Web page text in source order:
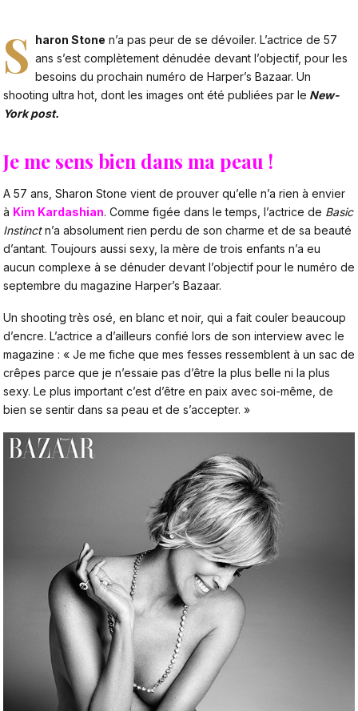
S haron Stone n’a pas peur de se dévoiler. L’actrice de 57
ans s’est complètement dénudée devant l’objectif, pour les
besoins du prochain numéro de Harper’s Bazaar. Un
shooting ultra hot, dont les images ont été publiées par le New-
York post.
Je me sens bien dans ma peau !
A 57 ans, Sharon Stone vient de prouver qu’elle n’a rien à envier
à Kim Kardashian. Comme figée dans le temps, l’actrice de Basic
Instinctn’a absolument rien perdu de son charme et de sa beauté
d’antant. Toujours aussi sexy, la mère de trois enfants n’a eu
aucun complexe à se dénuder devant l’objectif pour le numéro de
septembre du magazine Harper’s Bazaar.
Un shooting très osé, en blanc et noir, qui a fait couler beaucoup
d’encre. L’actrice a d’ailleurs confié lors de son interview avec le
magazine : « Je me fiche que mes fesses ressemblent à un sac de
crêpes parce que je n’essaie pas d’être la plus belle ni la plus
sexy. Le plus important c’est d’être en paix avec soi-même, de
bien se sentir dans sa peau et de s’accepter. »